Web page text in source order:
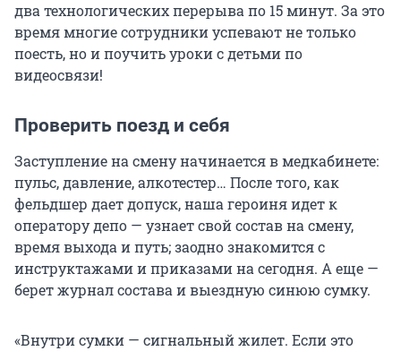
два технологических перерыва по 15 минут. За это
время многие сотрудники успевают не только
поесть, но и поучить уроки с детьми по
видеосвязи!
Проверить поезд и себя
Заступление на смену начинается в медкабинете:
пульс, давление, алкотестер… После того, как
фельдшер дает допуск, наша героиня идет к
оператору депо — узнает свой состав на смену,
время выхода и путь; заодно знакомится с
инструктажами и приказами на сегодня. А еще —
берет журнал состава и выездную синюю сумку.
«Внутри сумки — сигнальный жилет. Если это